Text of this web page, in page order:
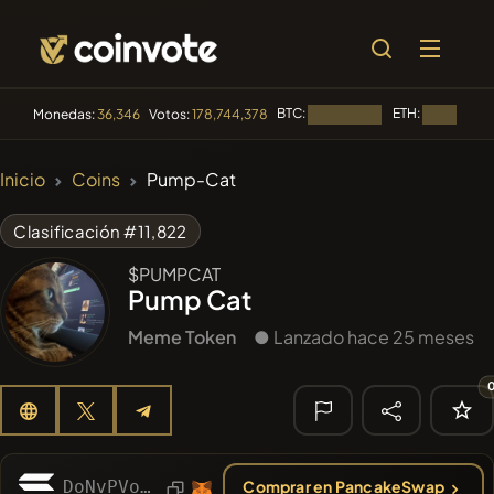
Monedas:36,346 Votos:178,744,378 BTC: ETH:
PERFI PEEFITOKEN
#1106
Inicio Coins Pump-Cat
Clasificación #11,822
$PUMPCAT
Pump Cat
Meme Token ● Lanzado hace 25 meses
DoNvPVo4QrtXAdbj4VdCn6eqSpNjyeYhcLdVMpTZpump Comprar en PancakeSwap